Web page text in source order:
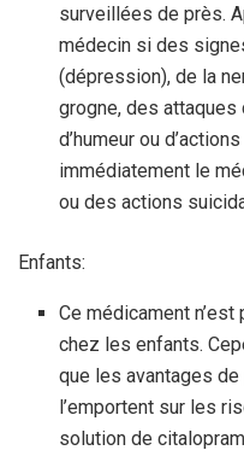
surveillées de près.
médecin si des
(dépression), de la
grogne, des attaques
d’humeur ou
immédiatement le
ou des actions
Enfants:
Ce médicament
chez les enfants.
que les avantages
l’emportent sur les
solution de